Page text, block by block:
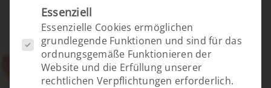
Es folgt eine Liste der Service-Gruppen,
Essenziell
Essenzielle Cookies ermöglichen
grundlegende Funktionen und sind für das
ordnungsgemäße Funktionieren der
Website und die Erfüllung unserer
rechtlichen Verpflichtungen erforderlich.